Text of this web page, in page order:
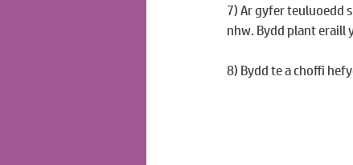
7) Ar gyfer teuluoedd
nhw. Bydd plant eraill
8) Bydd te a choffi